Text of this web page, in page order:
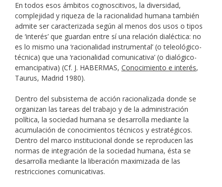
En todos esos ámbitos cognoscitivos, la diversidad,
complejidad y riqueza de la racionalidad humana también
admite ser caracterizada según al menos dos usos o tipos
de ‘interés’ que guardan entre sí una relación dialéctica: no
es lo mismo una ‘racionalidad instrumental’ (o teleológico-
técnica) que una ‘racionalidad comunicativa’ (o dialógico-
emancipativa) (Cf. J. HABERMAS, Conocimiento e interés,
Taurus, Madrid 1980).
Dentro del subsistema de acción racionalizada donde se
organizan las tareas del trabajo y de la administración
política, la sociedad humana se desarrolla mediante la
acumulación de conocimientos técnicos y estratégicos.
Dentro del marco institucional donde se reproducen las
normas de integración de la sociedad humana, ésta se
desarrolla mediante la liberación maximizada de las
restricciones comunicativas.